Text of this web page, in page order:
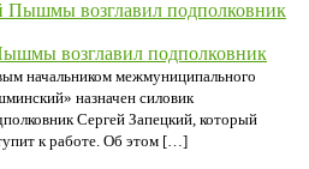
возглавил подполковник
начальником межмуниципального
назначен силовик
Сергей Запецкий, который
к работе. Об этом […]